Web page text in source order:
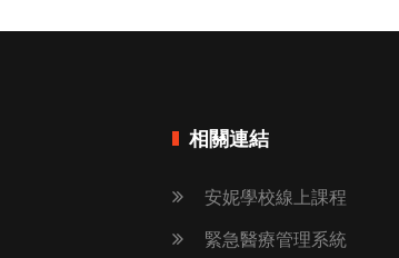
相關連結
安妮學校線上課程
緊急醫療管理系統